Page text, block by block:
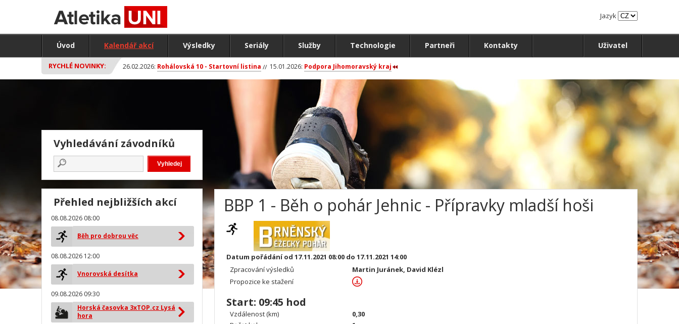
Jazyk
Úvod Kalendář akcí Výsledky Seriály Služby Technologie Partneři Kontakty Uživatel
RYCHLÉ NOVINKY: 26.02.2026: Rohálovská 10 - Startovní listina 15.01.2026: Podpora Jihomoravský kraj
BBP 1 - Běh o pohár Jehnic - Přípravky mladší hoši
Datum pořádání od 17.11.2021 08:00 do 17.11.2021 14:00
Zpracování výsledků
Martin Juránek, David Klézl
Propozice ke stažení
Start: 09:45 hod
Vzdálenost (km)
0,30
Vyhledávání závodníků
Přehled nejbližších akcí
08.08.2026 08:00
Běh pro dobrou věc
08.08.2026 12:00
Vnorovská desítka
09.08.2026 09:30
Horská časovka 3xTOP.cz Lysá
hora